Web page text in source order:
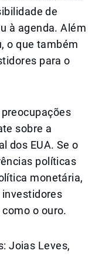
de
à agenda. Além
o que também
para o
sobre a
dos EUA. Se o
políticas
monetária,
investidores
o ouro.
Joias Leves,